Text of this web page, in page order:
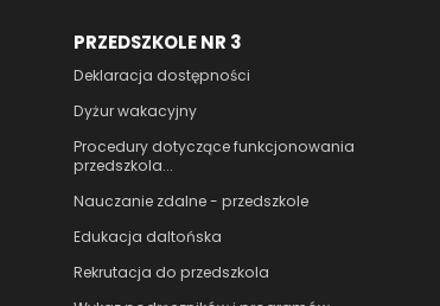
PRZEDSZKOLE NR 3
Deklaracja dostępności
Dyżur wakacyjny
Procedury dotyczące funkcjonowania
przedszkola...
Nauczanie zdalne - przedszkole
Edukacja daltońska
Rekrutacja do przedszkola